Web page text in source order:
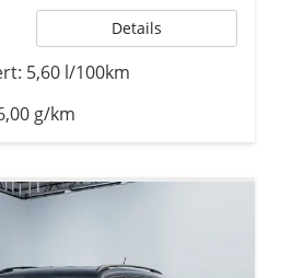
Details
5,60 l/100km
g/km